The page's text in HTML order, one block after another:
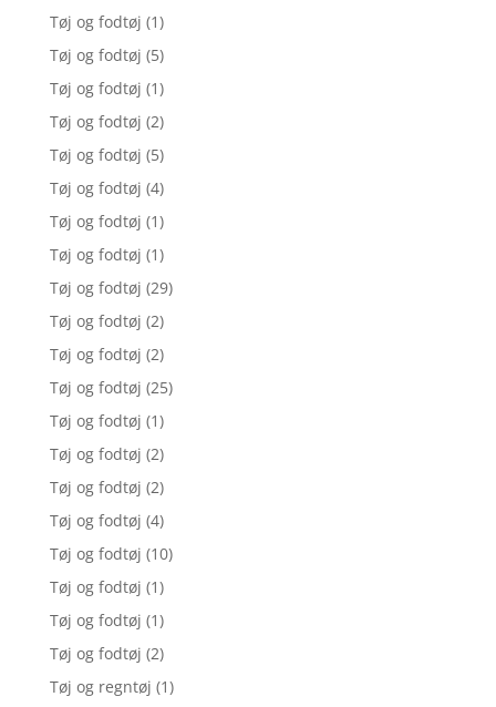
Tøj og fodtøj (1)
Tøj og fodtøj (5)
Tøj og fodtøj (1)
Tøj og fodtøj (2)
Tøj og fodtøj (5)
Tøj og fodtøj (4)
Tøj og fodtøj (1)
Tøj og fodtøj (1)
Tøj og fodtøj (29)
Tøj og fodtøj (2)
Tøj og fodtøj (2)
Tøj og fodtøj (25)
Tøj og fodtøj (1)
Tøj og fodtøj (2)
Tøj og fodtøj (2)
Tøj og fodtøj (4)
Tøj og fodtøj (10)
Tøj og fodtøj (1)
Tøj og fodtøj (1)
Tøj og fodtøj (2)
Tøj og regntøj (1)